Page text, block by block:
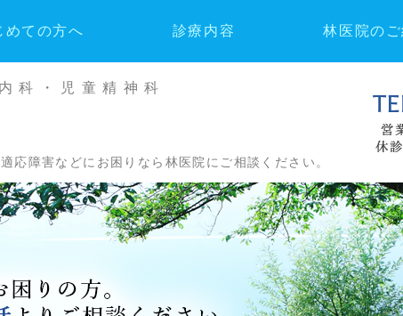
科・児童精神科
応障害などにお困りなら林医院にご相談ください。
めての方へ 診療内容 林医院の